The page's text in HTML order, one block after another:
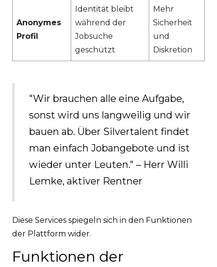
Anonymes
Profil
Identität bleibt
während der
Jobsuche
geschützt
Mehr
Sicherheit
und
Diskretion
"Wir brauchen alle eine Aufgabe,
sonst wird uns langweilig und wir
bauen ab. Über Silvertalent findet
man einfach Jobangebote und ist
wieder unter Leuten." – Herr Willi
Lemke, aktiver Rentner
Diese Services spiegeln sich in den Funktionen
der Plattform wider.
Funktionen der